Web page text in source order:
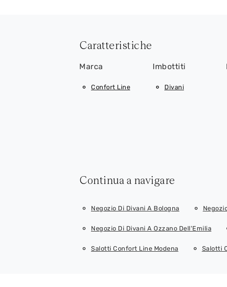
Caratteristiche
Marca
Confort Line
Imbottiti
Divani
Continua a navigare
Negozio Di Divani A Bologna
Negozio Di Divani A Ozzano Dell'Emilia
Salotti Confort Line Modena Salotti